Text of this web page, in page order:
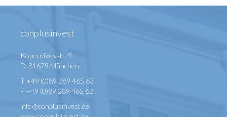
conplusinvest
Kopernikusstr. 9
D-81679 München
T +49 (0)89 289 465 63
F +49 (0)89 289 465 62
info@conplusinvest.de